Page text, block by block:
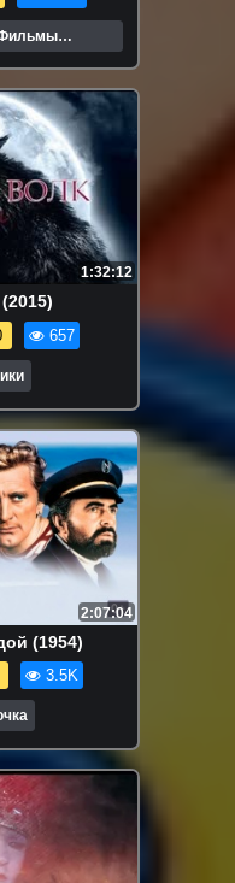
1:32:12
657
2:07:04
(1954)
3.5K